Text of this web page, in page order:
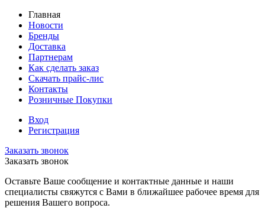
Главная
Новости
Бренды
Доставка
Партнерам
Как сделать заказ
Скачать прайс-лис
Контакты
Розничные Покупки
Вход
Регистрация
Заказать звонок
Заказать звонок
Оставьте Ваше сообщение и контактные данные и наши
специалисты свяжутся с Вами в ближайшее рабочее время для
решения Вашего вопроса.